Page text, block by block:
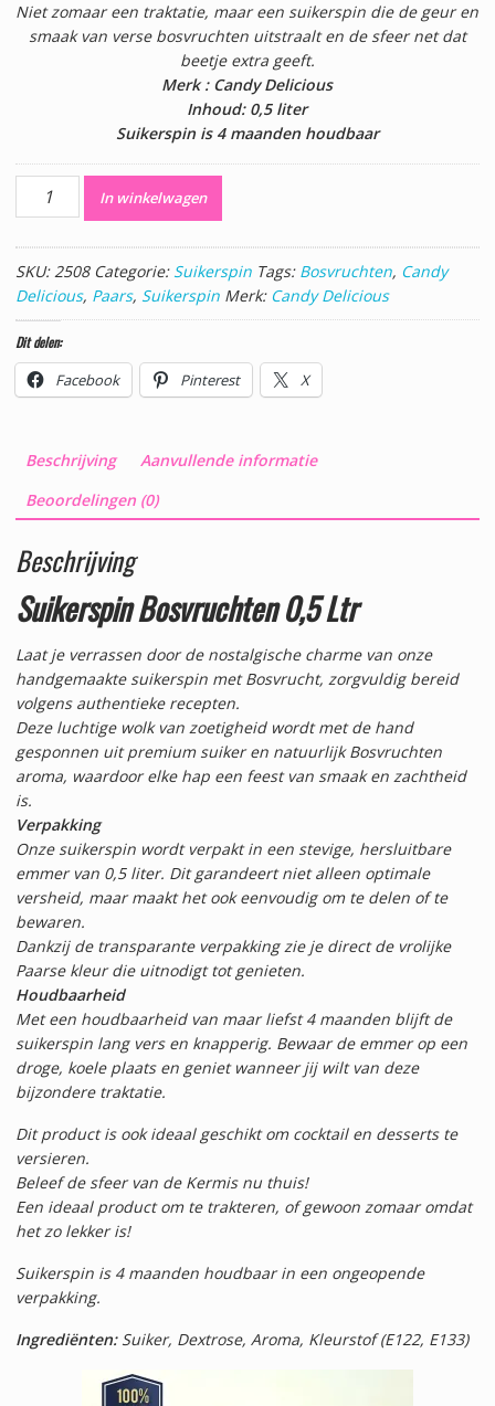
Niet zomaar een traktatie, maar een suikerspin die de geur en
smaak van verse bosvruchten uitstraalt en de sfeer net dat
beetje extra geeft.
Merk : Candy Delicious
Inhoud: 0,5 liter
Suikerspin is 4 maanden houdbaar
Bosvruchten
Suikerspin
aantal
In winkelwagen
SKU:2508 Categorie: Suikerspin Tags: Bosvruchten, Candy
Delicious, Paars, Suikerspin Merk: Candy Delicious
Dit delen:
Facebook Pinterest X
Beschrijving
Aanvullende informatie
Beoordelingen (0)
Beschrijving
Suikerspin Bosvruchten 0,5 Ltr
Laat je verrassen door de nostalgische charme van onze
handgemaakte suikerspin met Bosvrucht, zorgvuldig bereid
volgens authentieke recepten.
Deze luchtige wolk van zoetigheid wordt met de hand
gesponnen uit premium suiker en natuurlijk Bosvruchten
aroma, waardoor elke hap een feest van smaak en zachtheid
is.
Verpakking
Onze suikerspin wordt verpakt in een stevige, hersluitbare
emmer van 0,5 liter. Dit garandeert niet alleen optimale
versheid, maar maakt het ook eenvoudig om te delen of te
bewaren.
Dankzij de transparante verpakking zie je direct de vrolijke
Paarse kleur die uitnodigt tot genieten.
Houdbaarheid
Met een houdbaarheid van maar liefst 4 maanden blijft de
suikerspin lang vers en knapperig. Bewaar de emmer op een
droge, koele plaats en geniet wanneer jij wilt van deze
bijzondere traktatie.
Dit product is ook ideaal geschikt om cocktail en desserts te
versieren.
Beleef de sfeer van de Kermis nu thuis!
Een ideaal product om te trakteren, of gewoon zomaar omdat
het zo lekker is!
Suikerspin is 4 maanden houdbaar in een ongeopende
verpakking.
Ingrediënten:Suiker, Dextrose, Aroma, Kleurstof (E122, E133)